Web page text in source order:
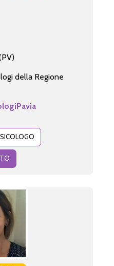
della Regione